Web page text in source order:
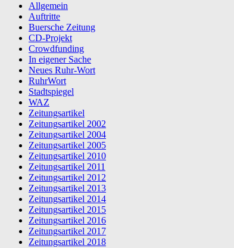
Allgemein
Auftritte
Buersche Zeitung
CD-Projekt
Crowdfunding
In eigener Sache
Neues Ruhr-Wort
RuhrWort
Stadtspiegel
WAZ
Zeitungsartikel
Zeitungsartikel 2002
Zeitungsartikel 2004
Zeitungsartikel 2005
Zeitungsartikel 2010
Zeitungsartikel 2011
Zeitungsartikel 2012
Zeitungsartikel 2013
Zeitungsartikel 2014
Zeitungsartikel 2015
Zeitungsartikel 2016
Zeitungsartikel 2017
Zeitungsartikel 2018